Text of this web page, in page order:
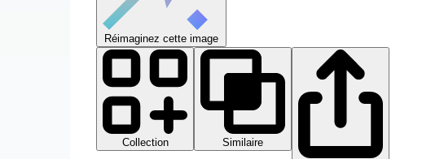
Réimaginez cette image
Collection
Similaire